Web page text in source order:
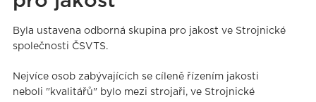
Byla ustavena odborná skupina pro jakost ve Strojnické
společnosti ČSVTS.
Nejvíce osob zabývajících se cíleně řízením jakosti
neboli "kvalitářů" bylo mezi strojaři, ve Strojnické